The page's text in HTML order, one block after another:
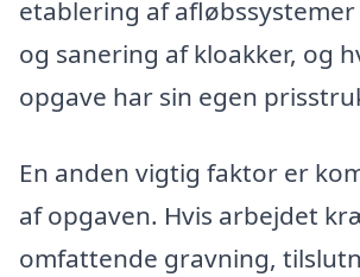
etablering af
og sanering af kloakker, og
opgave har sin egen
En anden vigtig faktor er
af opgaven. Hvis arbejdet
omfattende gravning,